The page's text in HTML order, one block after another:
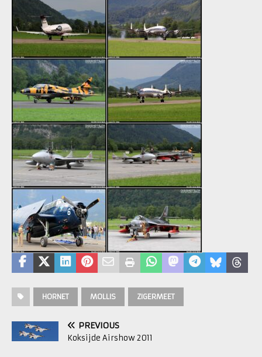
HORNET MOLLIS ZIGERMEET
PREVIOUS
Koksijde Airshow 2011